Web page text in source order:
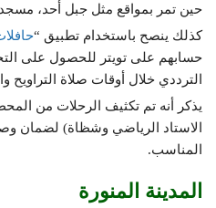
حين تمر بمواقع مثل جبل أحد، مسجد
كذلك ينصح باستخدام تطبيق “
حسابهم على تويتر للحصول على
الترددي خلال أوقات صلاة التراويح
يذكر أنه تم تكثيف الرحلات من
الاستاد الرياضي وشظاة) لضمان
المناسب.
المدينة المنورة